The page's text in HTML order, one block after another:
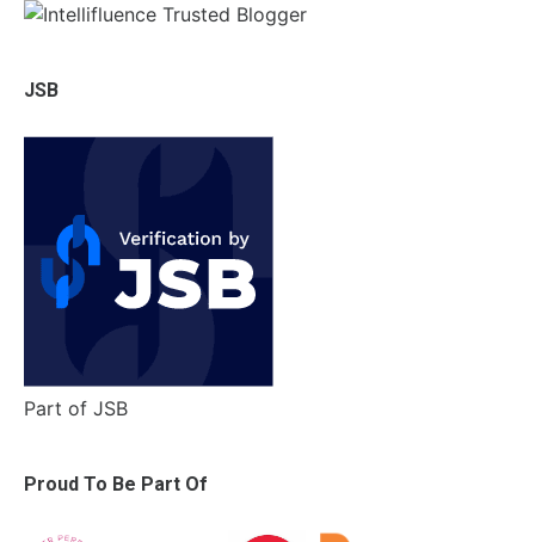
JSB
Part of JSB
Proud To Be Part Of